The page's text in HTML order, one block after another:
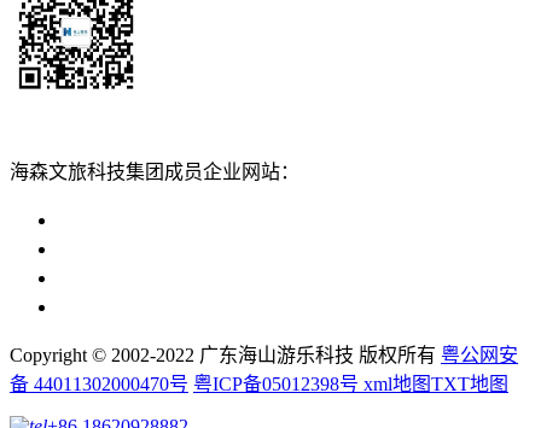
海森文旅科技集团成员企业网站：
Copyright © 2002-2022 广东海山游乐科技 版权所有 粤公网安
备 44011302000470号 粤ICP备05012398号 xml地图TXT地图